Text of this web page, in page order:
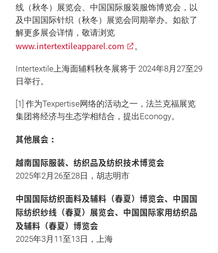
线（秋冬）展览会、中国国际服装服饰博览会，以
及中国国际针织（秋冬）展览会同期举办。如欲了
解更多展会详情，敬请浏览
www.intertextileapparel.com 。
Intertextile上海面辅料秋冬展将于 2024年8月27至29
日举行。
[1] 作为Texpertise网络的活动之一，法兰克福展览
集团将经济与生态学相结合，提出Econogy。
其他展会︰
越南国际服装、纺织品及纺织技术博览会
2025年2月26至28日，胡志明市
中国国际纺织面料及辅料（春夏）博览会、中国国
际纺织纱线（春夏）展览会、中国国际家用纺织品
及辅料（春夏）博览会
2025年3月11至13日，上海